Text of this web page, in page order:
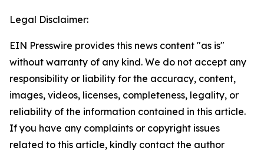
Legal Disclaimer:
EIN Presswire provides this news content "as is"
without warranty of any kind. We do not accept any
responsibility or liability for the accuracy, content,
images, videos, licenses, completeness, legality, or
reliability of the information contained in this article.
If you have any complaints or copyright issues
related to this article, kindly contact the author